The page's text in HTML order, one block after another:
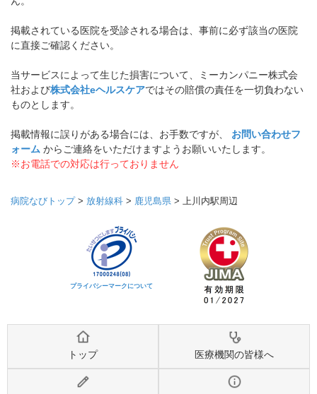
掲載されている医院を受診される場合は、事前に必ず該当の医院
に直接ご確認ください。
当サービスによって生じた損害について、ミーカンパニー株式会
社および株式会社eヘルスケアではその賠償の責任を一切負わない
ものとします。
掲載情報に誤りがある場合には、お手数ですが、 お問い合わせフ
ォーム からご連絡をいただけますようお願いいたします。
※お電話での対応は行っておりません
病院なびトップ> 放射線科 > 鹿児島県 > 上川内駅周辺
プライバシーマークについて
トップ 医療機関の皆様へ